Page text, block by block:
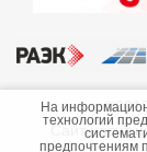
Сайт носит
На
технологий
предпочтениям